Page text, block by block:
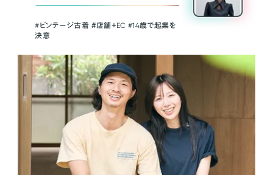
#ビンテージ古着 ＃店舗＋EC #14歳で起業を
決意